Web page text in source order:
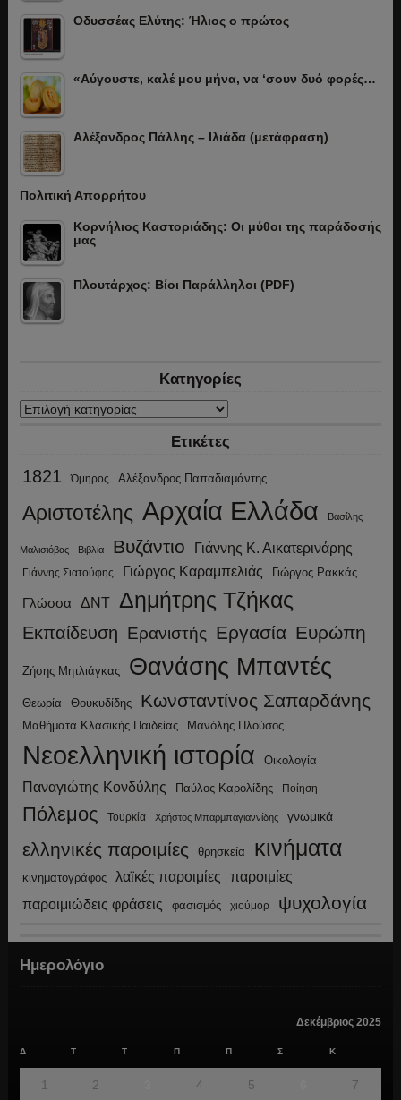
Οδυσσέας Ελύτης: Ήλιος ο πρώτος
«Αύγουστε, καλέ μου μήνα, να ‘σουν δυό φορές…
Αλέξανδρος Πάλλης – Ιλιάδα (μετάφραση)
Πολιτική Απορρήτου
Κορνήλιος Καστοριάδης: Οι μύθοι της παράδοσής
μας
Πλουτάρχος: Βίοι Παράλληλοι (PDF)
Κατηγορίες
Κατηγορίες
Ετικέτες
1821 Όμηρος Αλέξανδρος Παπαδιαμάντης
Αριστοτέλης Αρχαία Ελλάδα Βασίλης
Μαλισιόβας Βιβλία Βυζάντιο Γιάννης Κ. Αικατερινάρης
Γιάννης Σιατούφης Γιώργος Καραμπελιάς Γιώργος Ρακκάς
Γλώσσα ΔΝΤ Δημήτρης Τζήκας
Εκπαίδευση Ερανιστής Εργασία Ευρώπη
Ζήσης Μητλιάγκας Θανάσης Μπαντές
Θεωρία Θουκυδίδης Κωνσταντίνος Σαπαρδάνης
Μαθήματα Κλασικής Παιδείας Μανόλης Πλούσος
Νεοελληνική ιστορία Οικολογία
Παναγιώτης Κονδύλης Παύλος Καρολίδης Ποίηση
Πόλεμος Τουρκία Χρήστος Μπαρμπαγιαννίδης γνωμικά
ελληνικές παροιμίες θρησκεία κινήματα
κινηματογράφος λαϊκές παροιμίες παροιμίες
παροιμιώδεις φράσεις φασισμός χιούμορ ψυχολογία
Ημερολόγιο
Δεκέμβριος 2025
Δ Τ Τ Π Π Σ Κ
1 2 4 5 7